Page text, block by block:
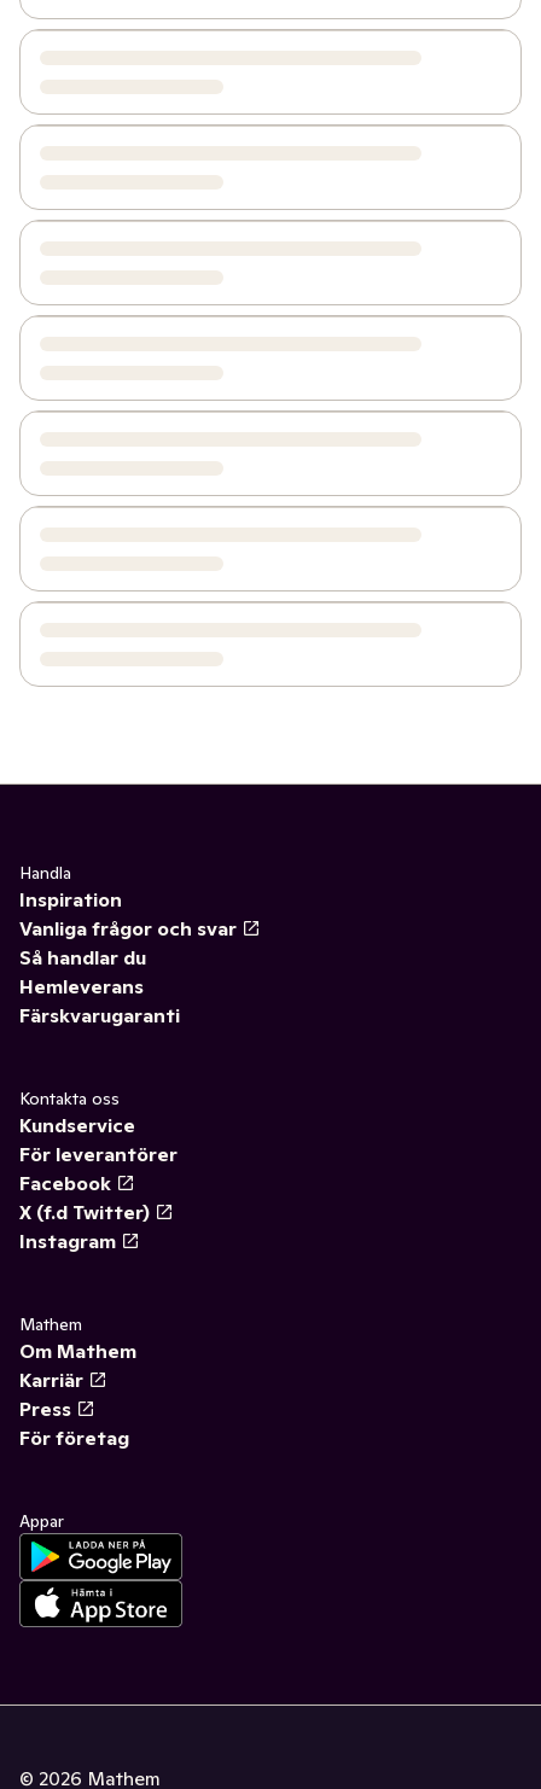
Handla
Inspiration
Vanliga frågor och svar
Så handlar du
Hemleverans
Färskvarugaranti
Kontakta oss
Kundservice
För leverantörer
Facebook
X (f.d Twitter)
Instagram
Mathem
Om Mathem
Karriär
Press
För företag
Appar
© 2026 Mathem